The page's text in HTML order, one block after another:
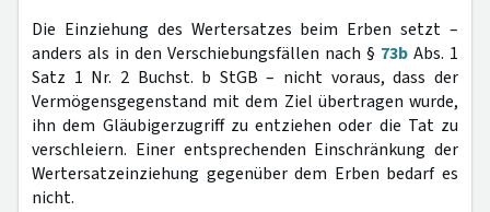
Die Einziehung des Wertersatzes beim Erben setzt –
anders als in den Verschiebungsfällen nach § 73b Abs. 1
Satz 1 Nr. 2 Buchst. b StGB – nicht voraus, dass der
Vermögensgegenstand mit dem Ziel übertragen wurde,
ihn dem Gläubigerzugriff zu entziehen oder die Tat zu
verschleiern. Einer entsprechenden Einschränkung der
Wertersatzeinziehung gegenüber dem Erben bedarf es
nicht.